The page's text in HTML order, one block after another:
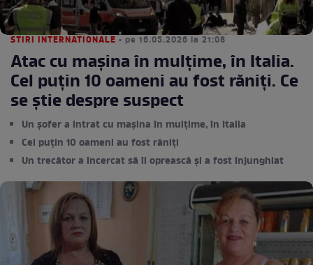
STIRI INTERNATIONALE • pe 16.05.2026 la 21:08
Atac cu mașina în mulțime, în Italia.
Cel puțin 10 oameni au fost răniți. Ce
se știe despre suspect
Un șofer a intrat cu mașina în mulțime, în Italia
Cel puțin 10 oameni au fost răniți
Un trecător a încercat să îl oprească și a fost înjunghiat